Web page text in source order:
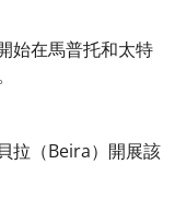
始在馬普托和太特
拉（Beira）開展該